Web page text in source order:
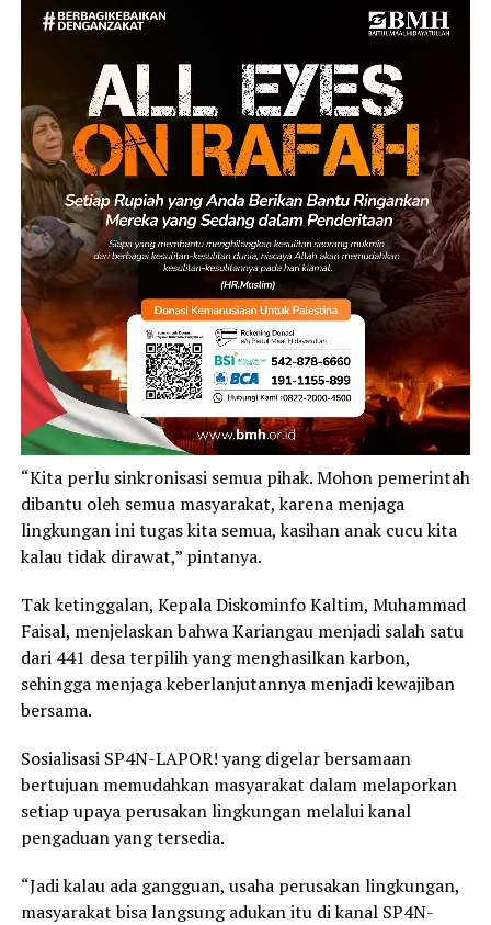
“Kita perlu sinkronisasi semua pihak. Mohon pemerintah
dibantu oleh semua masyarakat, karena menjaga
lingkungan ini tugas kita semua, kasihan anak cucu kita
kalau tidak dirawat,” pintanya.
Tak ketinggalan, Kepala Diskominfo Kaltim, Muhammad
Faisal, menjelaskan bahwa Kariangau menjadi salah satu
dari 441 desa terpilih yang menghasilkan karbon,
sehingga menjaga keberlanjutannya menjadi kewajiban
bersama.
Sosialisasi SP4N-LAPOR! yang digelar bersamaan
bertujuan memudahkan masyarakat dalam melaporkan
setiap upaya perusakan lingkungan melalui kanal
pengaduan yang tersedia.
“Jadi kalau ada gangguan, usaha perusakan lingkungan,
masyarakat bisa langsung adukan itu di kanal SP4N-